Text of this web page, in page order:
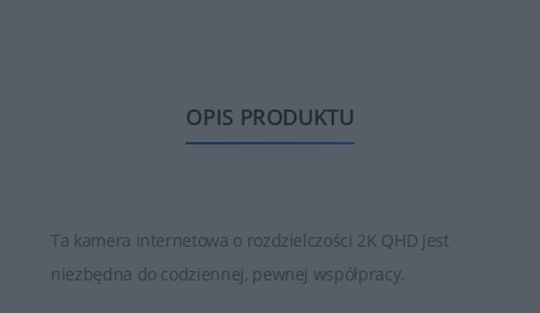
OPIS PRODUKTU
Ta kamera internetowa o rozdzielczości 2K QHD jest
niezbędna do codziennej, pewnej współpracy.